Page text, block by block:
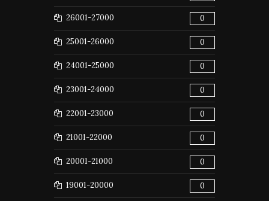
26001-27000 0
25001-26000 0
24001-25000 0
23001-24000 0
22001-23000 0
21001-22000 0
20001-21000 0
19001-20000 0